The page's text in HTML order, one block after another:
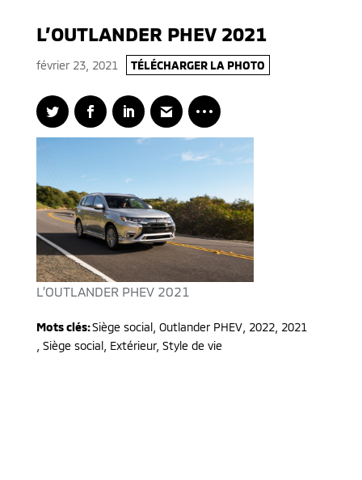
L’OUTLANDER PHEV 2021
février 23, 2021 TÉLÉCHARGER LA PHOTO
L’OUTLANDER PHEV 2021
Mots clés:Siège social, Outlander PHEV, 2022, 2021
Siège social, Extérieur, Style de vie